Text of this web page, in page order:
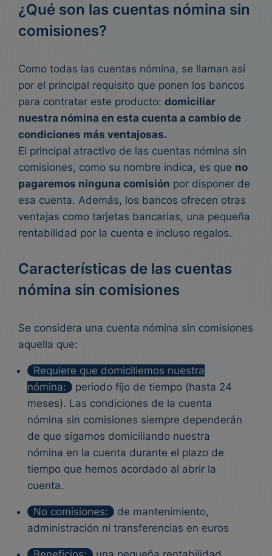
¿Qué son las cuentas nómina sin
comisiones?
Como todas las cuentas nómina, se llaman así
por el principal requisito que ponen los bancos
para contratar este producto: domiciliar
nuestra nómina en esta cuenta a cambio de
condiciones más ventajosas.
El principal atractivo de las cuentas nómina sin
comisiones, como su nombre indica, es que no
pagaremos ninguna comisión por disponer de
esa cuenta. Además, los bancos ofrecen otras
ventajas como tarjetas bancarias, una pequeña
rentabilidad por la cuenta e incluso regalos.
Características de las cuentas
nómina sin comisiones
Se considera una cuenta nómina sin comisiones
aquella que:
Requiere que domiciliemos nuestra
nómina: periodo fijo de tiempo (hasta 24
meses). Las condiciones de la cuenta
nómina sin comisiones siempre dependerán
de que sigamos domiciliando nuestra
nómina en la cuenta durante el plazo de
tiempo que hemos acordado al abrir la
cuenta.
No comisiones: de mantenimiento,
administración ni transferencias en euros